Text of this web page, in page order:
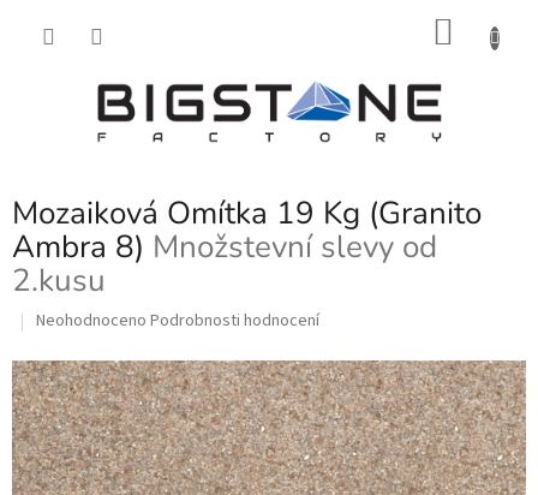
Mozaiková Omítka 19 Kg (Granito
Ambra 8) Množstevní slevy od
2.kusu
Průměrné
produktu
je
0,0
z
5
hvězdiček.
Neohodnoceno Podrobnosti hodnocení